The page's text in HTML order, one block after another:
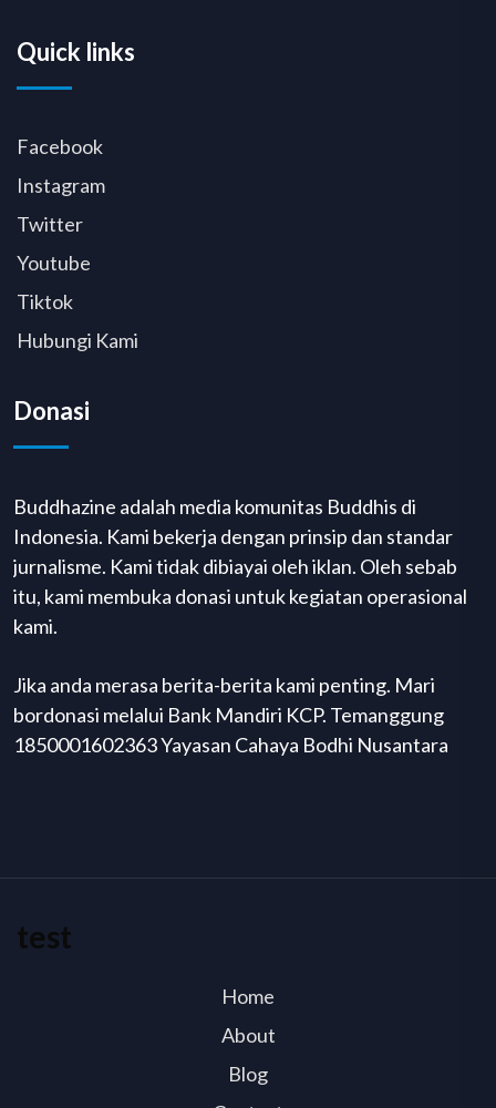
Quick links
Facebook
Instagram
Twitter
Youtube
Tiktok
Hubungi Kami
Donasi
Buddhazine adalah media komunitas Buddhis di
Indonesia. Kami bekerja dengan prinsip dan standar
jurnalisme. Kami tidak dibiayai oleh iklan. Oleh sebab
itu, kami membuka donasi untuk kegiatan operasional
kami.
Jika anda merasa berita-berita kami penting. Mari
bordonasi melalui Bank Mandiri KCP. Temanggung
1850001602363 Yayasan Cahaya Bodhi Nusantara
test
Home
About
Blog